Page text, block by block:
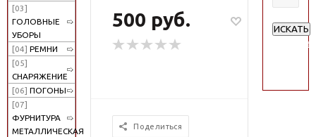
[03]
ГОЛОВНЫЕ
УБОРЫ
[04] РЕМНИ
[05]
СНАРЯЖЕНИЕ
[06] ПОГОНЫ
[07]
ФУРНИТУРА
МЕТАЛЛИЧЕСКАЯ
500 руб.
Поделиться
ИСКАТЬ